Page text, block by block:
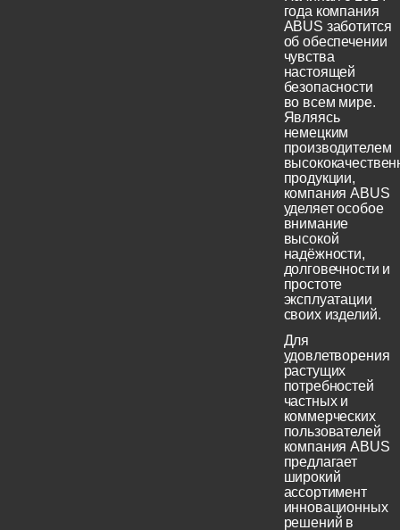
года компания
ABUS заботится
об обеспечении
чувства
настоящей
безопасности
во всем мире.
Являясь
немецким
производителем
продукции,
компания ABUS
уделяет особое
внимание
высокой
надёжности,
долговечности и
простоте
эксплуатации
своих изделий.
Для
удовлетворения
растущих
потребностей
частных и
коммерческих
пользователей
компания ABUS
предлагает
широкий
ассортимент
инновационных
решений в